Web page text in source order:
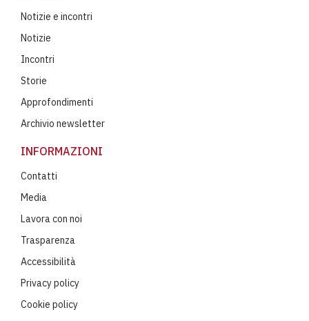
Notizie e incontri
Notizie
Incontri
Storie
Approfondimenti
Archivio newsletter
INFORMAZIONI
Contatti
Media
Lavora con noi
Trasparenza
Accessibilità
Privacy policy
Cookie policy